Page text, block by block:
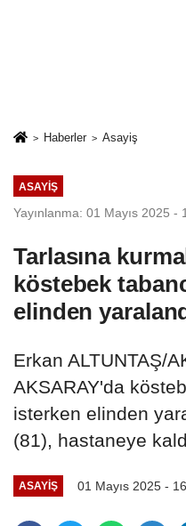
Haberler Asayiş
ASAYIŞ
Yayınlanma: 01 Mayıs 2025 -
Tarlasına
köstebek
elinden
Erkan ALTUNTAŞ/
AKSARAY'da
isterken elinden
(81), hastaneye
ASAYIŞ 01 Mayıs 2025 -